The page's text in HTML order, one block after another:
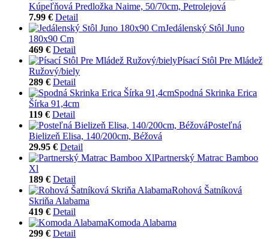
Kúpeľňová Predložka Naime, 50/70cm, Petrolejová
7.99 € Detail
Jedálenský Stôl Juno
180x90 Cm
469 € Detail
Písací Stôl Pre Mládež
Ružový/biely
289 € Detail
Spodná Skrinka Erica
Šírka 91,4cm
119 € Detail
Posteľná
Bielizeň Elisa, 140/200cm, Béžová
29.95 € Detail
Partnerský Matrac Bamboo
Xl
189 € Detail
Rohová Šatníková
Skriňa Alabama
419 € Detail
Komoda Alabama
299 € Detail